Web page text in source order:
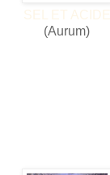
SEL ET ACIDE
(Aurum)